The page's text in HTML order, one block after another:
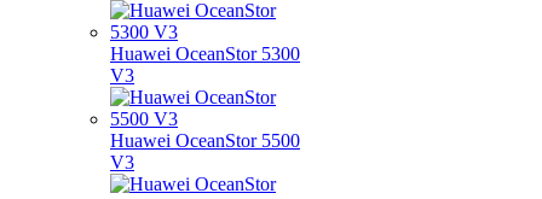
Huawei OceanStor 5300
V3
Huawei OceanStor 5500
V3